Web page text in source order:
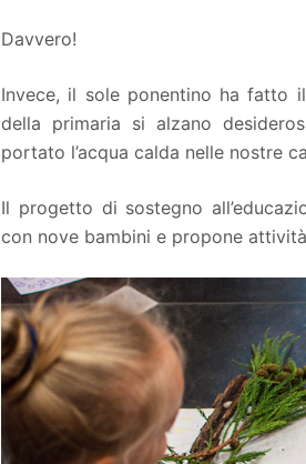
Davvero!
Invece, il sole ponentino ha fatto
della primaria si alzano
portato l’acqua calda nelle nostre
Il progetto di sostegno
con nove bambini e propone